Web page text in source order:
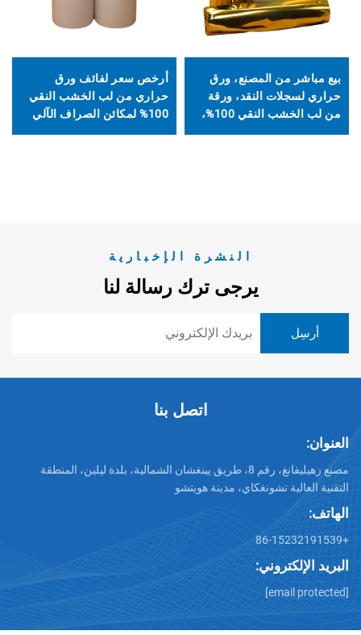
بيع مباشر من المصنع، ورق
حراري لسجلات النقد، ورقة
من لب الخشب النقي 100%،
للأنظمة النقاطية (POS)
أرخص سعر لفائف ورق
حراري من لب الخشب النقي
100% لمكائن الصراف الآلي
ونظام نقاط البيع
النشرة الإخبارية
يرجى ترك رسالة لنا
اتصل بنا
العنوان:
مصنع زهيليفانغ، رقم 8، طريق يينغشان الشمالية، بلدة ليلين، المنطقة
التقنية العالية تشونغكاي، مدينة هويتشو
الهاتف:
+86-15232191539
البريد الإلكتروني:
[email protected]